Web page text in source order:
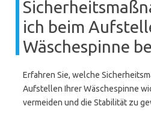
ich beim
Wäschespinne
Erfahren Sie, welche
Aufstellen Ihrer Wäschespinne
vermeiden und die Stabilität zu